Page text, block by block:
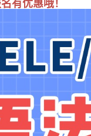
有优惠哦！